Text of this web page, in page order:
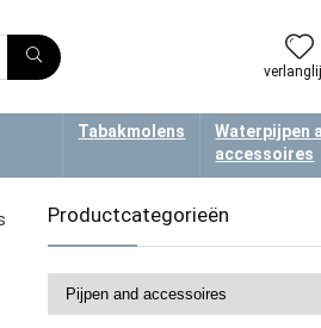
Tabakmolens
Waterpijpen
accessoires
Productcategorieën